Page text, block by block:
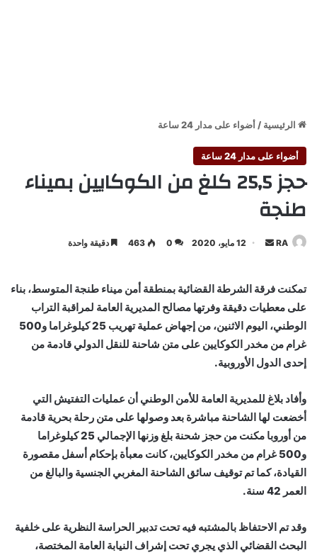
الرئيسية / أضواء على مدار 24 ساعة
أضواء على مدار 24 ساعة
حجز 25,5 كلغ من الكوكايين بميناء
طنجة
RA
أرسل 12 مايو، 2020 0
463 دقيقة واحدة
تمكنت فرقة الشرطة القضائية بمنطقة أمن ميناء طنجة المتوسط، بناء
على معطيات دقيقة وفرتها مصالح المديرية العامة لمراقبة التراب
الوطني، اليوم الاثنين، من إجهاض عملية تهريب 25 كيلوغراما و500
غرام من مخدر الكوكايين على متن شاحنة للنقل الدولي قادمة من
إحدى الدول الأوروبية.
وأفاد بلاغ للمديرية العامة للأمن الوطني أن عمليات التفتيش التي
أخضعت لها الشاحنة مباشرة بعد وصولها على متن رحلة بحرية قادمة
من أوروبا مكنت من حجز شحنة بلغ وزنها الإجمالي 25 كيلوغراما
و500 غرام من مخدر الكوكايين، كانت معبأة بإحكام أسفل مقصورة
القيادة، كما تم توقيف سائق الشاحنة المغربي الجنسية والبالغ من
العمر 42 سنة.
وقد تم الاحتفاظ بالمشتبه فيه تحت تدبير الحراسة النظرية على خلفية
البحث القضائي الذي يجري تحت إشراف النيابة العامة المختصة،